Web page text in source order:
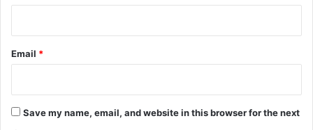
Email *
Save my name, email, and website in this browser for the next